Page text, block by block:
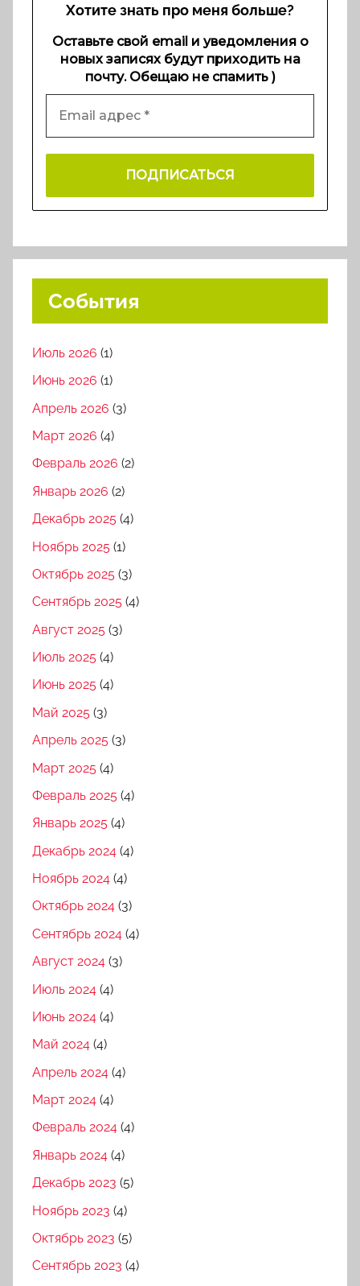
Хотите знать про меня больше?
Оставьте свой email и уведомления о
новых записях будут приходить на
почту. Обещаю не спамить )
События
Июль 2026 (1)
Июнь 2026 (1)
Апрель 2026 (3)
Март 2026 (4)
Февраль 2026 (2)
Январь 2026 (2)
Декабрь 2025 (4)
Ноябрь 2025 (1)
Октябрь 2025 (3)
Сентябрь 2025 (4)
Август 2025 (3)
Июль 2025 (4)
Июнь 2025 (4)
Май 2025 (3)
Апрель 2025 (3)
Март 2025 (4)
Февраль 2025 (4)
Январь 2025 (4)
Декабрь 2024 (4)
Ноябрь 2024 (4)
Октябрь 2024 (3)
Сентябрь 2024 (4)
Август 2024 (3)
Июль 2024 (4)
Июнь 2024 (4)
Май 2024 (4)
Апрель 2024 (4)
Март 2024 (4)
Февраль 2024 (4)
Январь 2024 (4)
Декабрь 2023 (5)
Ноябрь 2023 (4)
Октябрь 2023 (5)
Сентябрь 2023 (4)